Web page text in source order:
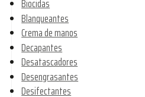
Biocidas
Blanqueantes
Crema de manos
Decapantes
Desatascadores
Desengrasantes
Desifectantes